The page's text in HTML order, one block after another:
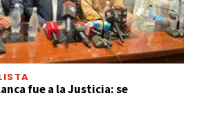
fue a la Justicia: se